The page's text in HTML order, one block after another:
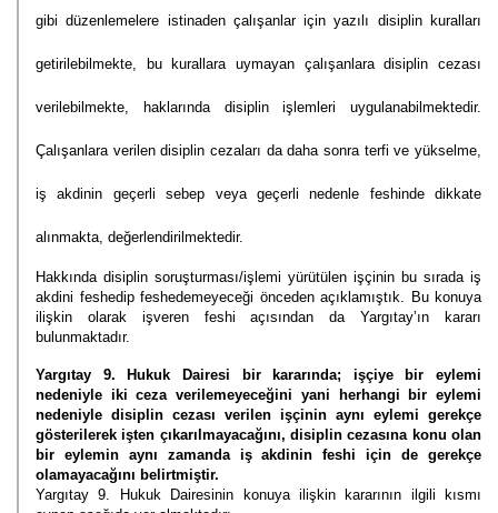
gibi düzenlemelere istinaden çalışanlar için yazılı disiplin kuralları
getirilebilmekte, bu kurallara uymayan çalışanlara disiplin cezası
verilebilmekte, haklarında disiplin işlemleri uygulanabilmektedir.
Çalışanlara verilen disiplin cezaları da daha sonra terfi ve yükselme,
iş akdinin geçerli sebep veya geçerli nedenle feshinde dikkate
alınmakta, değerlendirilmektedir.
Hakkında disiplin soruşturması/işlemi yürütülen işçinin bu sırada iş
akdini feshedip feshedemeyeceği önceden açıklamıştık.
Bu konuya
ilişkin olarak işveren feshi açısından da Yargıtay’ın kararı
bulunmaktadır.
Yargıtay 9. Hukuk Dairesi bir kararında; işçiye bir eylemi
nedeniyle iki ceza verilemeyeceğini yani herhangi bir eylemi
nedeniyle disiplin cezası verilen işçinin aynı eylemi gerekçe
gösterilerek işten çıkarılmayacağını, disiplin cezasına konu olan
bir eylemin aynı zamanda iş akdinin feshi için de gerekçe
olamayacağını belirtmiştir.
Yargıtay 9. Hukuk Dairesinin konuya ilişkin kararının ilgili kısmı